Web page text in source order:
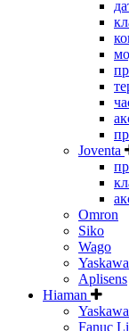
Joventa
Omron
Siko
Wago
Yaskawa
Aplisens
Hiaman
Fanuc